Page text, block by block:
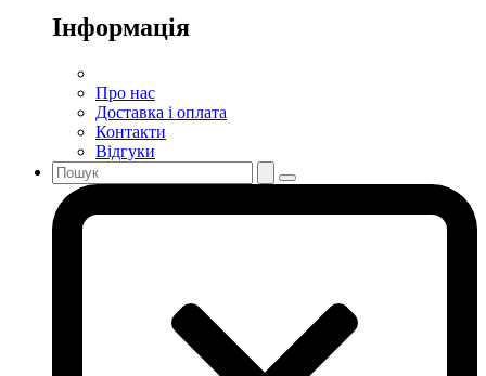
Інформація
Про нас
Доставка і оплата
Контакти
Відгуки